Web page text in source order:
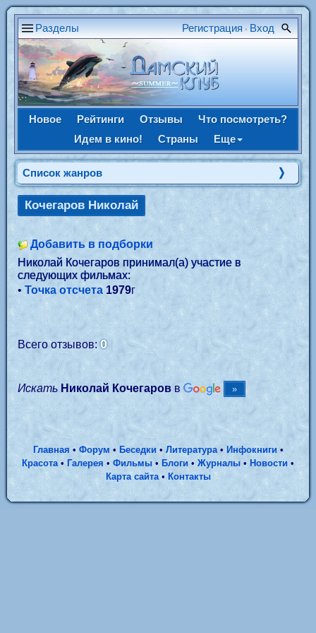
Разделы Регистрация • Вход
Новое Рейтинги Отзывы
Что посмотреть?
Идем в кино!
Страны Еще
Список жанров
Кочегаров Николай
Добавить в подборки
Николай Кочегаров принимал(а) участие в
следующих фильмах:
•Точка отсчета 1979г
Всего отзывов:0
Искать Николай Кочегаров в
Главная • Форум• Беседки• Литература• Инфокниги•
Красота• Галерея • Фильмы • Блоги • Журналы • Новости •
Карта сайта• Контакты